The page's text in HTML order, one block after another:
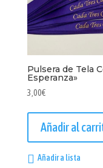
Pulsera de Tela
Esperanza»
3,00€
Añadir al
Añadir a lista